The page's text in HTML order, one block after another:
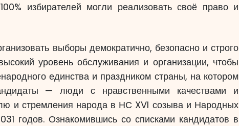
избирателей могли реализовать своё право и
выборы демократично, безопасно и строго
уровень обслуживания и организации, чтобы
единства и праздником страны, на котором
— люди с нравственными качествами и
и стремления народа в НС XVI созыва и Народных
годов. Ознакомившись со списками кандидатов в